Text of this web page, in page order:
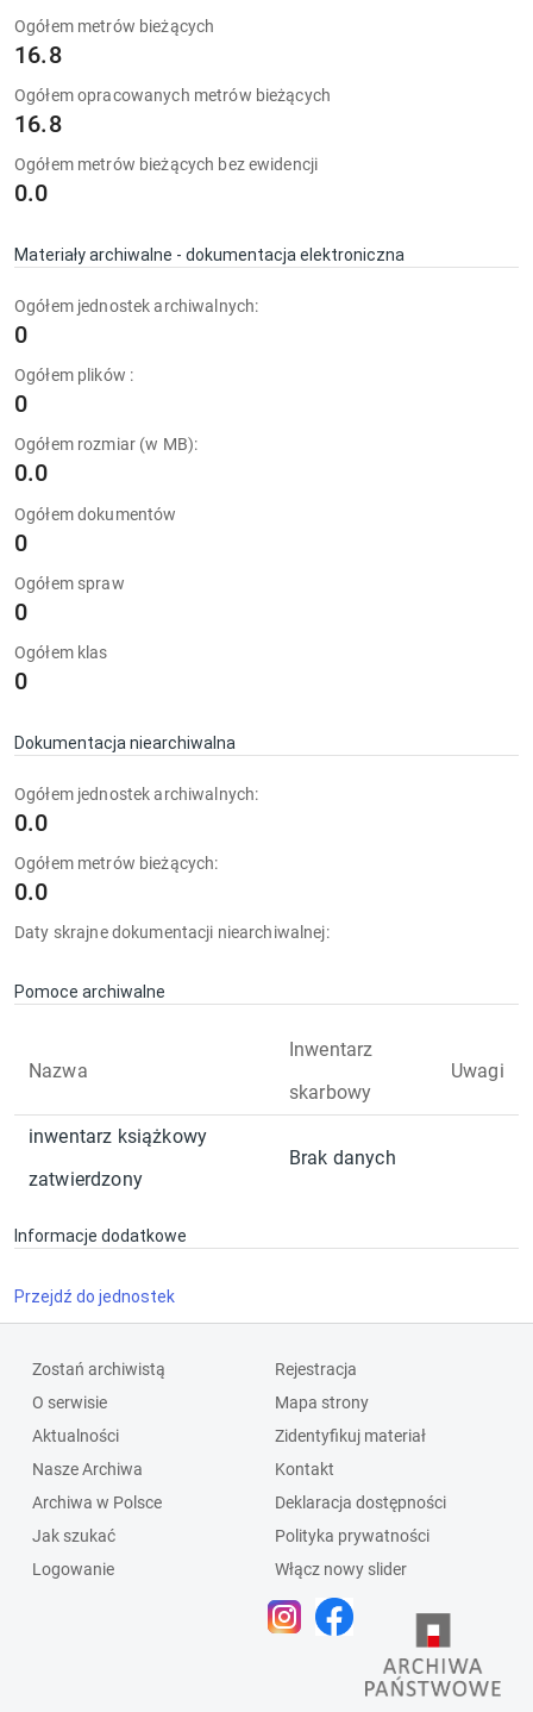
Ogółem metrów bieżących
16.8
Ogółem opracowanych metrów bieżących
16.8
Ogółem metrów bieżących bez ewidencji
0.0
Materiały archiwalne - dokumentacja elektroniczna
Ogółem jednostek archiwalnych:
0
Ogółem plików :
0
Ogółem rozmiar (w MB):
0.0
Ogółem dokumentów
0
Ogółem spraw
0
Ogółem klas
0
Dokumentacja niearchiwalna
Ogółem jednostek archiwalnych:
0.0
Ogółem metrów bieżących:
0.0
Daty skrajne dokumentacji niearchiwalnej:
Pomoce archiwalne
Nazwa
Inwentarz
skarbowy
Uwagi
inwentarz książkowy
zatwierdzony
Brak danych
Informacje dodatkowe
Przejdź do jednostek
Zostań archiwistą
O serwisie
Aktualności
Nasze Archiwa
Archiwa w Polsce
Jak szukać
Logowanie
Rejestracja
Mapa strony
Zidentyfikuj materiał
Kontakt
Deklaracja dostępności
Polityka prywatności
Włącz nowy slider